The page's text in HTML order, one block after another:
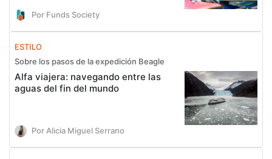
Por Funds Society
ESTILO
Sobre los pasos de la expedición Beagle
Alfa viajera: navegando entre las
aguas del fin del mundo
Por Alicia Miguel Serrano